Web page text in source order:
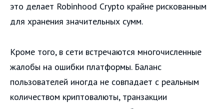
это делает Robinhood Crypto крайне рискованным
для хранения значительных сумм.
Кроме того, в сети встречаются многочисленные
жалобы на ошибки платформы. Баланс
пользователей иногда не совпадает с реальным
количеством криптовалюты, транзакции